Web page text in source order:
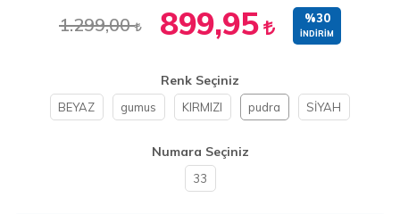
1.299,00 899,95 %30
İNDIRIM
Renk Seçiniz
BEYAZ gumus KIRMIZI pudra SİYAH
Numara Seçiniz
33